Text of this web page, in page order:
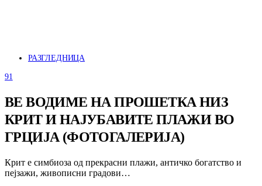
РАЗГЛЕДНИЦА
91
ВЕ ВОДИМЕ НА ПРОШЕТКА НИЗ
КРИТ И НАЈУБАВИТЕ ПЛАЖИ ВО
ГРЦИЈА (ФОТОГАЛЕРИЈА)
Крит е симбиоза од прекрасни плажи, античко богатство и
пејзажи, живописни градови…